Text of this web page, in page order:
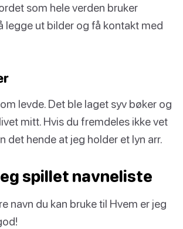
som hele verden bruker
legge ut bilder og få kontakt med
levde. Det ble laget syv bøker og
mitt. Hvis du fremdeles ikke vet
det hende at jeg holder et lyn arr.
spillet navneliste
navn du kan bruke til Hvem er jeg